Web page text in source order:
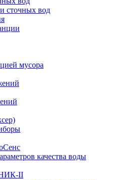
сточных вод
мусора
качества воды
II